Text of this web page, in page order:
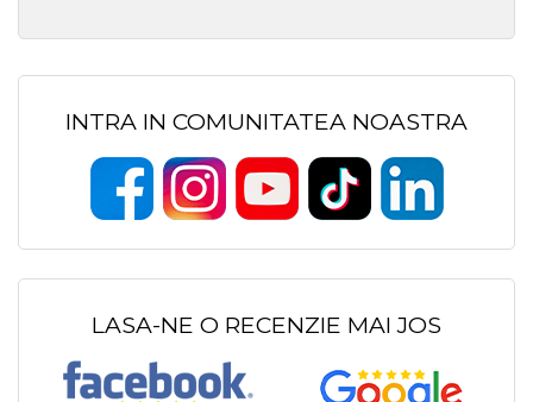
INTRA IN COMUNITATEA NOASTRA
LASA-NE O RECENZIE MAI JOS